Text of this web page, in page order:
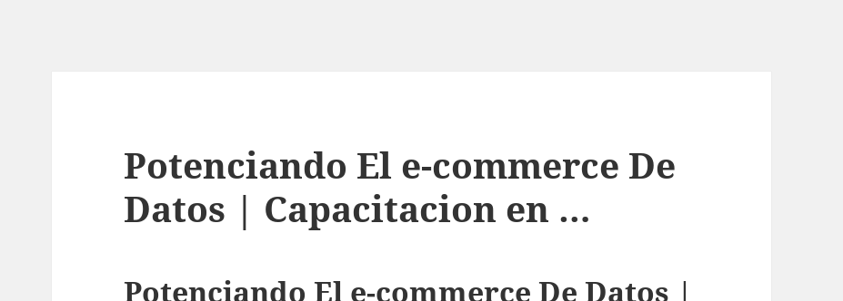
Potenciando El e-commerce De
Datos | Capacitacion en …
Potenciando El e-commerce De Datos |